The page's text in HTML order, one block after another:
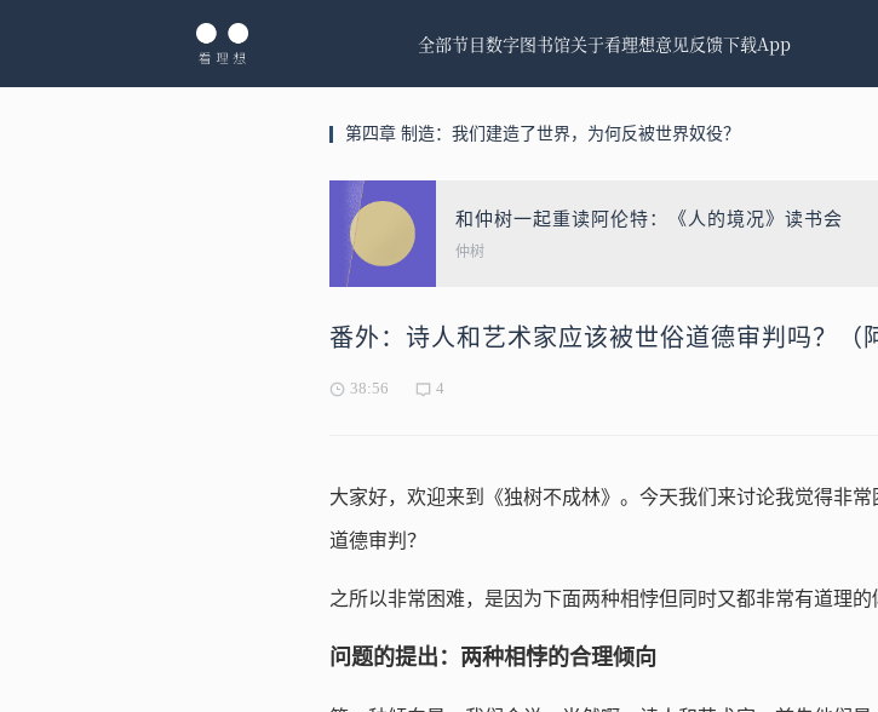
全部节目数字图书馆关于看理想意见反馈下载App
第四章 制造：我们建造了世界，为何反被世界奴役？
和仲树一起重读阿伦特：《人的境况》读书会
仲树
番外：诗人和艺术家应该被世俗道德审判吗？（
38:56 4
大家好，欢迎来到《独树不成林》。今天我们来讨论我觉得非
道德审判？
之所以非常困难，是因为下面两种相悖但同时又都非常有道理的
问题的提出：两种相悖的合理倾向